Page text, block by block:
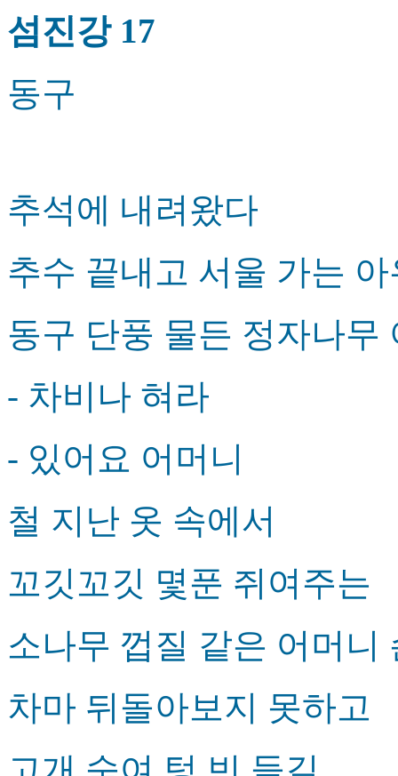
섬진강 17
동구
추석에 내려왔다
추수 끝내고 서울 가는
동구 단풍 물든 정자나무
- 차비나 혀라
- 있어요 어머니
철 지난 옷 속에서
꼬깃꼬깃 몇푼 쥐여주는
소나무 껍질 같은 어머니
차마 뒤돌아보지 못하고